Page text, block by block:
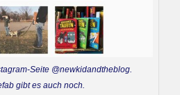
Seite @newkidandtheblog.
gibt es auch noch.